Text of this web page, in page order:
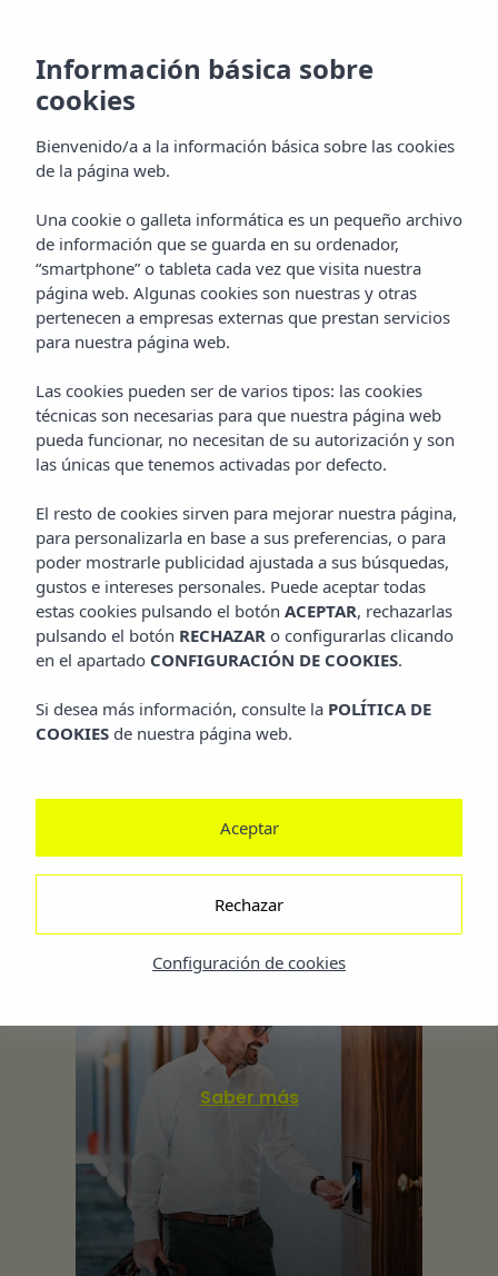
Tenemos todo lo que necesitas
para aumentar tu venta directa
Motor de reservas
Saber más
Información básica sobre
cookies
Bienvenido/a a la información básica sobre las cookies
de la página web.
Una cookie o galleta informática es un pequeño archivo
de información que se guarda en su ordenador,
“smartphone” o tableta cada vez que visita nuestra
página web. Algunas cookies son nuestras y otras
pertenecen a empresas externas que prestan servicios
para nuestra página web.
Las cookies pueden ser de varios tipos: las cookies
técnicas son necesarias para que nuestra página web
pueda funcionar, no necesitan de su autorización y son
las únicas que tenemos activadas por defecto.
El resto de cookies sirven para mejorar nuestra página,
para personalizarla en base a sus preferencias, o para
poder mostrarle publicidad ajustada a sus búsquedas,
gustos e intereses personales. Puede aceptar todas
estas cookies pulsando el botón ACEPTAR, rechazarlas
pulsando el botón RECHAZAR o configurarlas clicando
en el apartado CONFIGURACIÓN DE COOKIES.
Si desea más información, consulte la POLÍTICA DE
COOKIES de nuestra página web.
Configuración de cookies
Rechazar
Aceptar